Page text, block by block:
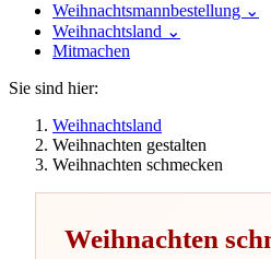
Weihnachtsmannbestellung ⌄
Weihnachtsland ⌄
Mitmachen
Sie sind hier:
Weihnachtsland
Weihnachten gestalten
Weihnachten schmecken
Weihnachten